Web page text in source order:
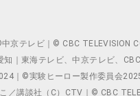
京テレビ｜© CBC TELEVISION
知｜東海テレビ、中京テレビ、
｜©実験ヒーロー製作委員会
こ／講談社（C）CTV｜© CBC